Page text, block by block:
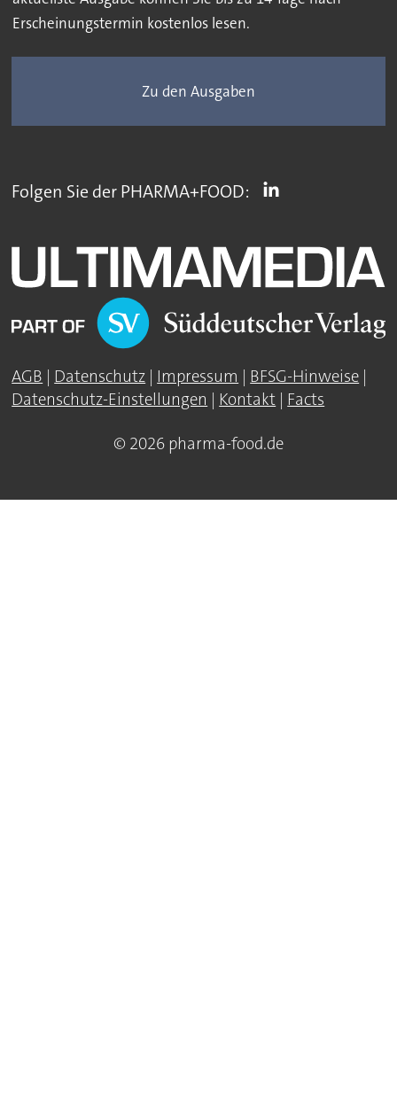
Erscheinungstermin kostenlos lesen.
Zu den Ausgaben
Folgen Sie der PHARMA+FOOD:
AGB Datenschutz Impressum BFSG-Hinweise
Datenschutz-Einstellungen
Kontakt Facts
© 2026 pharma-food.de